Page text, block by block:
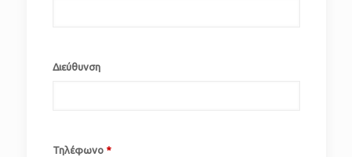
Διεύθυνση
Τηλέφωνο *